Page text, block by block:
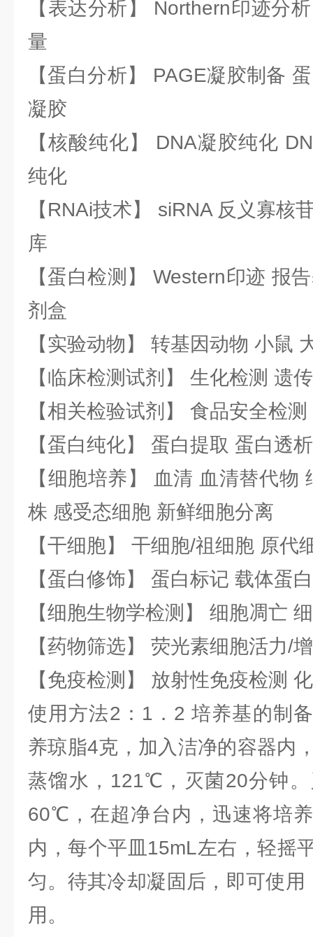
【表达分析】 Northern印迹分
量
【蛋白分析】 PAGE凝胶制备
凝胶
【核酸纯化】 DNA凝胶纯化
纯化
【RNAi技术】 siRNA 反义寡核
库
【蛋白检测】 Western印迹 报
剂盒
【实验动物】 转基因动物 小鼠
【临床检测试剂】 生化检测 遗
【相关检验试剂】 食品安全检
【蛋白纯化】 蛋白提取 蛋白透
【细胞培养】 血清 血清替代物
株 感受态细胞 新鲜细胞分离
【干细胞】 干细胞/祖细胞 原代
【蛋白修饰】 蛋白标记 载体蛋
【细胞生物学检测】 细胞凋亡
【药物筛选】 荧光素细胞活力/
【免疫检测】 放射性免疫检测
使用方法2：1．2 培养基的制
养琼脂4克，加入洁净的容器内
蒸馏水，121℃，灭菌20分钟
60℃，在超净台内，迅速将培
内，每个平皿15mL左右，轻摇
匀。待其冷却凝固后，即可使
用。